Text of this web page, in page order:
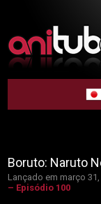
Boruto: Naruto
Lançado em março 31,
– Episódio 100